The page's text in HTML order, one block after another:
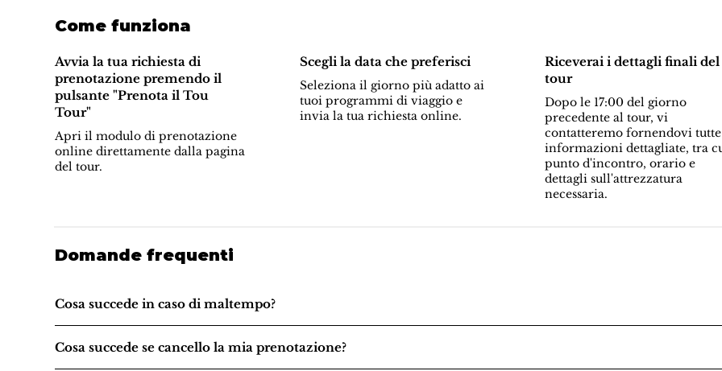
Come funziona
Avvia la tua richiesta di
prenotazione premendo il
pulsante "Prenota il Tou
Tour"
Apri il modulo di prenotazione
online direttamente dalla pagina
del tour.
Scegli la data che preferisci
Seleziona il giorno più adatto ai
tuoi programmi di viaggio e
invia la tua richiesta online.
Riceverai i dettagli finali del
tour
Dopo le 17:00 del giorno
precedente al tour, vi
contatteremo fornendovi
informazioni dettagliate, tra
punto d'incontro, orario e
dettagli sull'attrezzatura
necessaria.
Domande frequenti
Cosa succede in caso di maltempo?
Cosa succede se cancello la mia prenotazione?